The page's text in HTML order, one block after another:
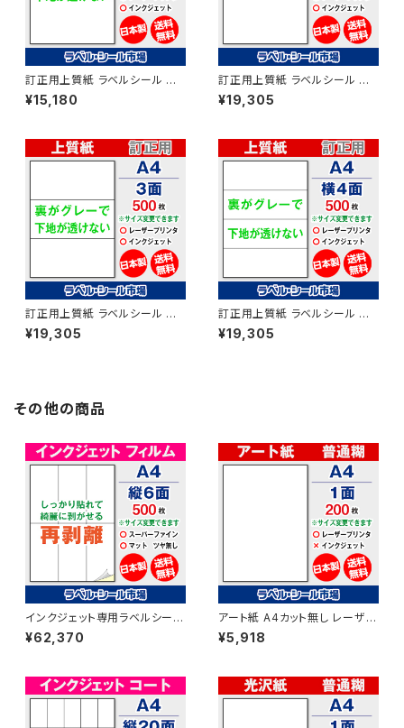
訂正用上質紙 ラベルシール マ
ルチタイプ A4ノーカット シール
用紙 500枚 T1Y1Aco【日本
¥15,180
訂正用上質紙 ラベルシール マ
ルチタイプ A4-2面 シール 用紙
500枚 T1Y2Aco【日本製】
¥19,305
訂正用上質紙 ラベルシール マ
ルチタイプ A4-3面 シール 用紙
500枚 T1Y3Aco【日本製】
¥19,305
訂正用上質紙 ラベルシール マ
ルチタイプ A4-横4面 シール 用
紙 500枚 T1Y4Aco【日本製】
¥19,305
その他の商品
インクジェット専用ラベルシール
フィルム再剥離 A4-縦6面 500
枚 スーパーファイン T3Y2iDrs
¥62,370
アート紙 A4カット無し レーザー
プリンター用ラベルシール 200
枚 T1Y1B-2【日本製】
¥5,918